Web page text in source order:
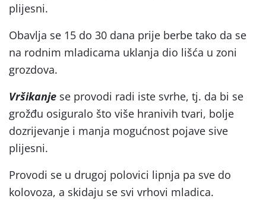
plijesni.
Obavlja se 15 do 30 dana prije berbe tako da se
na rodnim mladicama uklanja dio lišća u zoni
grozdova.
Vršikanje se provodi radi iste svrhe, tj. da bi se
grožđu osiguralo što više hranivih tvari, bolje
dozrijevanje i manja mogućnost pojave sive
plijesni.
Provodi se u drugoj polovici lipnja pa sve do
kolovoza, a skidaju se svi vrhovi mladica.